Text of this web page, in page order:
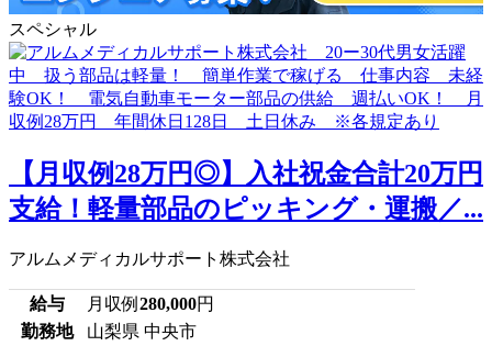
スペシャル
【月収例28万円◎】入社祝金合計20万円
支給！軽量部品のピッキング・運搬／...
アルムメディカルサポート株式会社
給与 月収例 280,000円
勤務地
山梨県 中央市